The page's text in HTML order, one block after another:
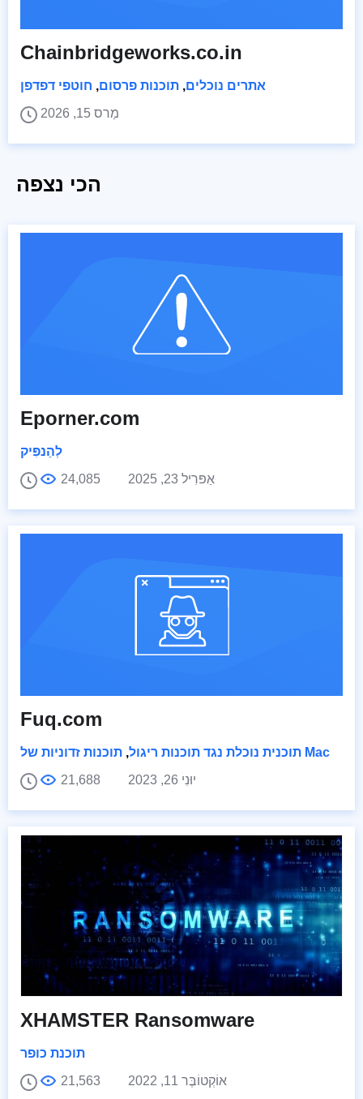
Chainbridgeworks.co.in
אתרים נוכלים, תוכנות פרסום, חוטפי דפדפן
מַרס 15, 2026
הכי נצפה
Eporner.com
לְהַנפִּיק
אַפּרִיל 23, 2025
24,085
Fuq.com
תוכנית נוכלת נגד תוכנות ריגול,
תוכנות זדוניות של Mac
יוּנִי 26, 2023
21,688
XHAMSTER Ransomware
תוכנת כופר
אוֹקְטוֹבֶּר 11, 2022
21,563